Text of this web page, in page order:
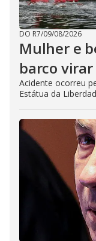
DO R7/09/08/2026
Mulher e
barco
Acidente ocorreu
Estátua da